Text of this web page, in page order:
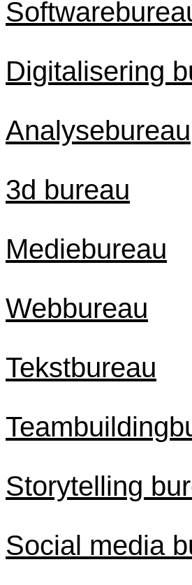
Digitalisering
Analysebureau
3d bureau
Mediebureau
Webbureau
Tekstbureau
Storytelling
Social media